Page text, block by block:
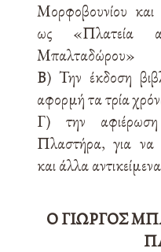
Μορφοβουνίου και
ως «Πλατεία
Μπαλταδώρου»
Β) Την έκδοση
αφορμή τα τρία
Γ) την
Πλαστήρα, για να
και άλλα
Ο ΓΙΩΡΓΟΣ